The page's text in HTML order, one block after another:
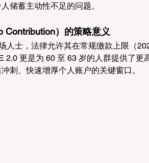
储蓄主动性不足的问题。
Contribution）的策略意义
人士，法律允许其在常规缴款上限（
2.0 更是为 60 至 63 岁的人群提供了更
刺、快速增厚个人账户的关键窗口。